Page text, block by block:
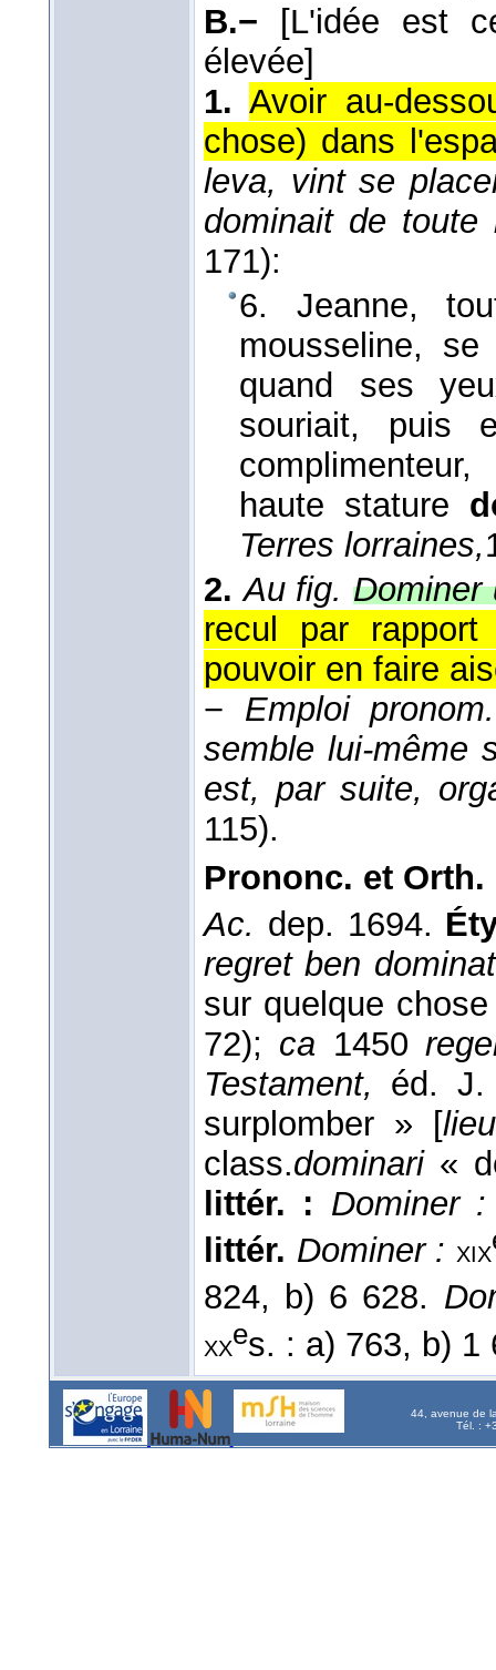
B.−
[L'idée est
élevée]
1. Avoir au-
chose) dans
leva, vint se
dominait de toute
171):
6. Jeanne,
mousseline,
quand ses
souriait, puis
haute stature
Terres lorraines,
2. Au fig. Dominer
recul par
pouvoir en faire
− Emploi
semble lui-même
est, par suite,
115).
Prononc. et Orth.
Ac. dep. 1694.
regret ben dominat
sur quelque
72); ca 1450
Testament, éd. J.
surplomber » [
class.dominari«
littér. : Dominer :
littér. Dominer : xix
824, b) 6 628.
xxes. : a) 763, b) 1
44, avenue de
Tél. :